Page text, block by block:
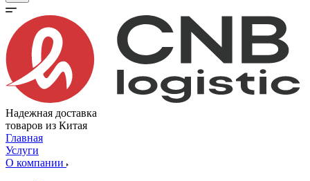
Надежная доставка
товаров из Китая
Главная
Услуги
О компании